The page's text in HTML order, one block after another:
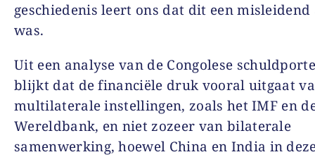
geschiedenis leert ons dat dit een
was.
Uit een analyse van de Congolese
blijkt dat de financiële druk vooral uitgaat
multilaterale instellingen, zoals het IMF en
Wereldbank, en niet zozeer van bilaterale
samenwerking, hoewel China en India in